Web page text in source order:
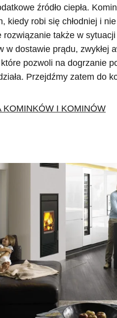
źródło ciepła.
kiedy robi się chłodniej i
rozwiązanie także w
w dostawie prądu, zwykłej
które pozwoli na dogrzanie
Przejdźmy zatem do
KOMINKÓW I KOMINÓW